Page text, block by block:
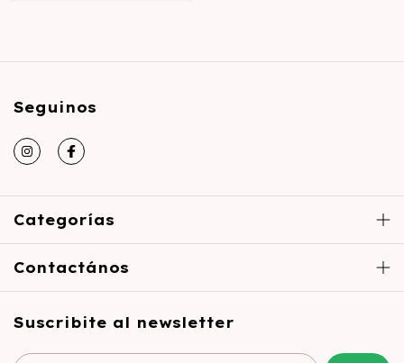
Seguinos
Categorías
Contactános
Suscribite al newsletter